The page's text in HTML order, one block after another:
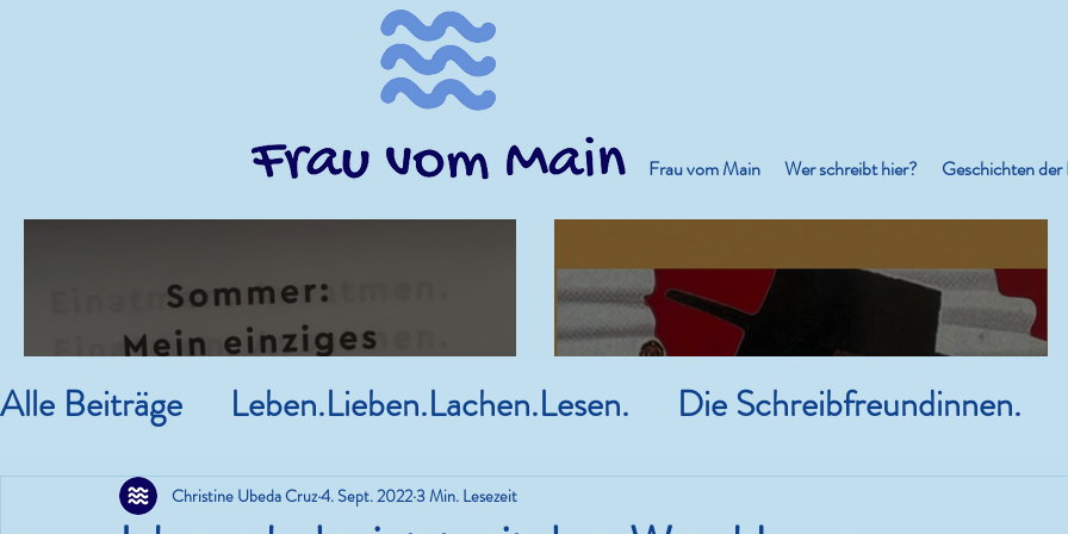
Frau vom Main Wer schreibt hier? Geschichten
Alle Beiträge Leben.Lieben.Lachen.Lesen.
Die Schreibfreundinnen.
Kram.
Mein Main.
Christine Ubeda Cruz4. Sept. 20223 Min. Lesezeit